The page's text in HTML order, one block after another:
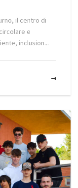
il centro di
e
inclusion...